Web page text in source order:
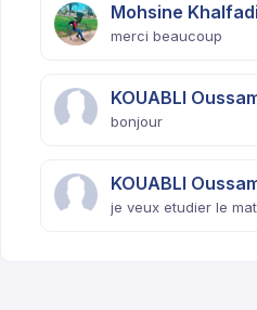
Mohsine
merci beaucoup
KOUABLI
bonjour
KOUABLI
je veux etudier le